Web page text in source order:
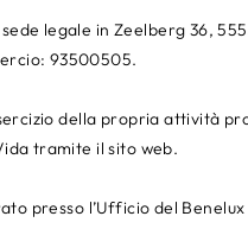
legale in Zeelberg 36,
93500505.
della propria attività
tramite il sito web.
presso l’Ufficio del